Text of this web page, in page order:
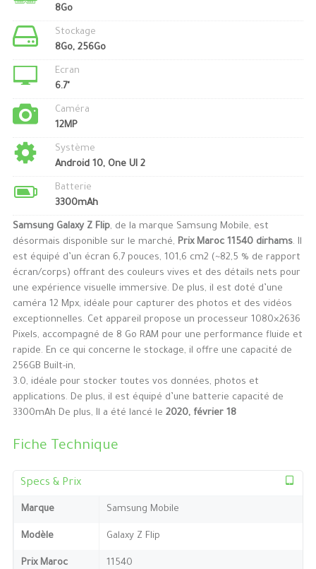
8Go
Stockage
8Go, 256Go
Ecran
6.7"
Caméra
12MP
Système
Android 10, One UI 2
Batterie
3300mAh
Samsung Galaxy Z Flip, de la marque Samsung Mobile, est
désormais disponible sur le marché, Prix Maroc 11540 dirhams. Il
est équipé d’un écran 6,7 pouces, 101,6 cm2 (~82,5 % de rapport
écran/corps) offrant des couleurs vives et des détails nets pour
une expérience visuelle immersive. De plus, il est doté d’une
caméra 12 Mpx, idéale pour capturer des photos et des vidéos
exceptionnelles. Cet appareil propose un processeur 1080×2636
Pixels, accompagné de 8 Go RAM pour une performance fluide et
rapide. En ce qui concerne le stockage, il offre une capacité de
256GB Built-in,
3.0, idéale pour stocker toutes vos données, photos et
applications. De plus, il est équipé d’une batterie capacité de
3300mAh De plus, Il a été lancé le 2020, février 18
Fiche Technique
Specs & Prix
Marque Samsung Mobile
Modèle Galaxy Z Flip
Prix Maroc 11540